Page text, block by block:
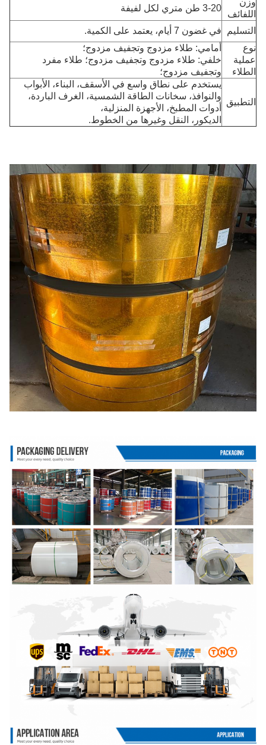
وزن
اللفائف
3-20 طن متري لكل لفيفة
التسليم
في غضون 7 أيام، يعتمد على الكمية.
نوع
عملية
الطلاء
أمامي: طلاء مزدوج وتجفيف مزدوج؛
خلفي: طلاء مزدوج وتجفيف مزدوج؛ طلاء مفرد
وتجفيف مزدوج؛
التطبيق
يستخدم على نطاق واسع في الأسقف، البناء، الأبواب
والنوافذ، سخانات الطاقة الشمسية، الغرف الباردة،
أدوات المطبخ، الأجهزة المنزلية،
الديكور، النقل وغيرها من الخطوط.